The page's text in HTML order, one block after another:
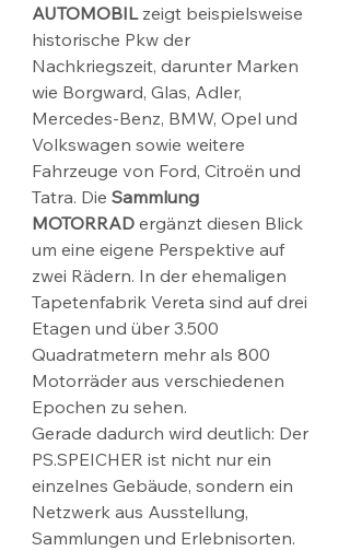
AUTOMOBIL zeigt beispielsweise
historische Pkw der
Nachkriegszeit, darunter Marken
wie Borgward, Glas, Adler,
Mercedes-Benz, BMW, Opel und
Volkswagen sowie weitere
Fahrzeuge von Ford, Citroën und
Tatra. Die Sammlung
MOTORRAD ergänzt diesen Blick
um eine eigene Perspektive auf
zwei Rädern. In der ehemaligen
Tapetenfabrik Vereta sind auf drei
Etagen und über 3.500
Quadratmetern mehr als 800
Motorräder aus verschiedenen
Epochen zu sehen.
Gerade dadurch wird deutlich: Der
PS.SPEICHER ist nicht nur ein
einzelnes Gebäude, sondern ein
Netzwerk aus Ausstellung,
Sammlungen und Erlebnisorten.